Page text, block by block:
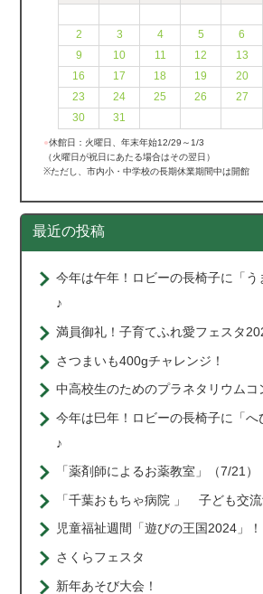
2
3 4 5 6
9
10 11 12 13
16
17 18 19 20
23
24 25 26 27
30
31
●休館日：火曜日、年末年始12/29～1/3
（火曜日が祝日にあたる場合はその翌日）
※ただし、市内小・中学校の長期休業期間中は開館
最近の投稿
今年は午年！ロビーの長椅子に「う
♪
満員御礼！子育てふれ愛フェスタ
さつまいも400gチャレンジ！
中高校生のためのプラネタリウムコ
今年は巳年！ロビーの長椅子に「へ
♪
「薬剤師によるお薬教室」（7/21）
「千葉おもちゃ病院 」 子ども交流
児童福祉週間「遊びの王国2024」！
さくらフェスタ
新年あそび大会！